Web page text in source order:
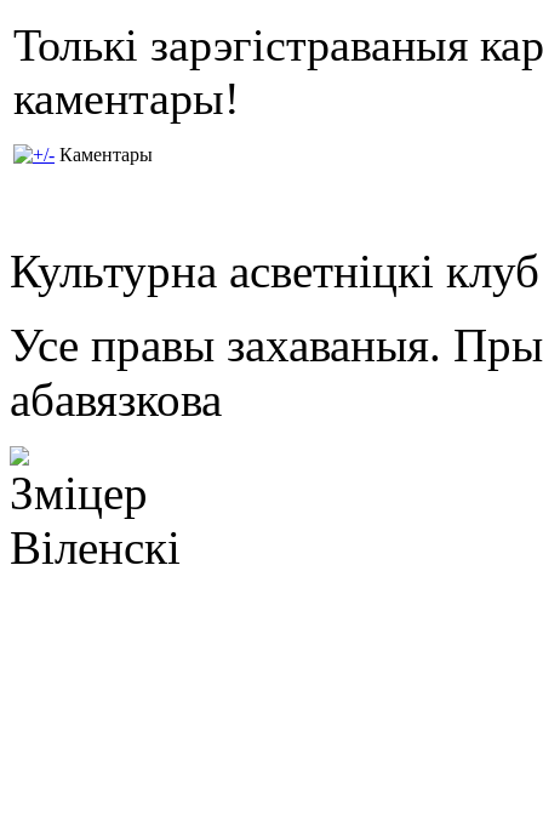
Толькі зарэгістраваныя
каментары!
Каментары
Культурна асветнiцкi
Усе правы захаваныя.
абавязкова